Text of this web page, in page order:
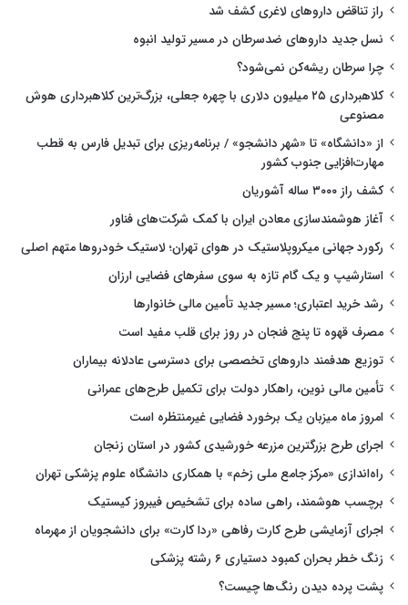
راز تناقض داروهای لاغری کشف شد
نسل جدید داروهای ضدسرطان در مسیر تولید انبوه
چرا سرطان ریشه‌کن نمی‌شود؟
کلاهبرداری ۲۵ میلیون دلاری با چهره جعلی، بزرگ‌ترین کلاهبرداری هوش
مصنوعی
از «دانشگاه» تا «شهر دانشجو» / برنامه‌ریزی برای تبدیل فارس به قطب
مهارت‌افزایی جنوب کشور
کشف راز ۳۰۰۰ ساله آشوریان
آغاز هوشمندسازی معادن ایران با کمک شرکت‌های فناور
رکورد جهانی میکروپلاستیک در هوای تهران؛ لاستیک خودروها متهم اصلی
استارشیپ و یک گام تازه به سوی سفرهای فضایی ارزان
رشد خرید اعتباری؛ مسیر جدید تأمین مالی خانوارها
مصرف قهوه تا پنج فنجان در روز برای قلب مفید است
توزیع هدفمند داروهای تخصصی برای دسترسی عادلانه بیماران
تأمین مالی نوین، راهکار دولت برای تکمیل طرح‌های عمرانی
امروز ماه میزبان یک برخورد فضایی غیرمنتظره است
اجرای طرح بزرگترین مزرعه خورشیدی کشور در استان زنجان
راه‌اندازی «مرکز جامع ملی زخم» با همکاری دانشگاه علوم پزشکی تهران
برچسب هوشمند، راهی ساده برای تشخیص فیبروز کیستیک
اجرای آزمایشی طرح کارت رفاهی «ردا کارت» برای دانشجویان از مهرماه
زنگ خطر بحران کمبود دستیاری ۶ رشته پزشکی
پشت پرده دیدن رنگ‌ها چیست؟